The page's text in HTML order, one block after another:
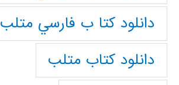
دانلود كتا ب فارسي متلب
دانلود كتاب متلب